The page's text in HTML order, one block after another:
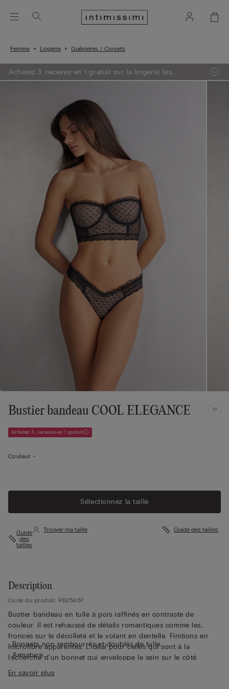
Femme Lingerie Guêpières / Corsets
Achetez 3, recevez-en 1 gratuit sur la lingerie, les
vêtements de nuit & la maille
Bustier bandeau COOL ELEGANCE
Achetez 3, recevez-en 1 gratuit
Couleur: -
Sélectionnez la taille
Guide
des
tailles
Trouver ma taille Guide des tailles
Description
Code du produit: RB2565F
Bustier bandeau en tulle à pois raffinés en contraste de
couleur. Il est rehaussé de détails romantiques comme les
fronces sur le décolleté et le volant en dentelle. Finitions en
microfibre apparentes. L'idéal pour celles qui sont à la
recherche d'un bonnet qui enveloppe le sein sur le côté.
Parfait porté seul comme un top ou sous une veste avec un
pantalon taille haute.
• Bonnets non rembourrés et doublés de tulle
• Armature
• Dos doublé de tulle
En savoir plus